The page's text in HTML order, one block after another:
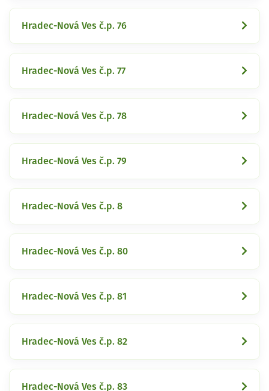
Hradec-Nová Ves č.p. 76
Hradec-Nová Ves č.p. 77
Hradec-Nová Ves č.p. 78
Hradec-Nová Ves č.p. 79
Hradec-Nová Ves č.p. 8
Hradec-Nová Ves č.p. 80
Hradec-Nová Ves č.p. 81
Hradec-Nová Ves č.p. 82
Hradec-Nová Ves č.p. 83